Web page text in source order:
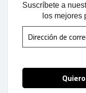
Suscríbete a
los mejores